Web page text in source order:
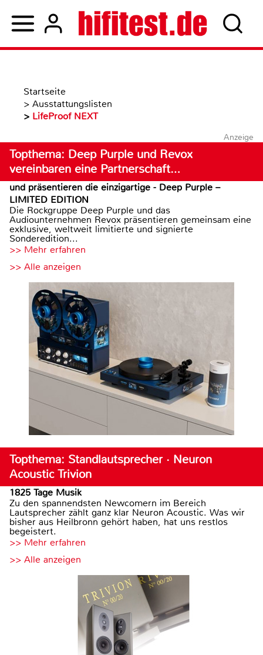
Startseite
> Ausstattungslisten
> LifeProof NEXT
Anzeige
Topthema: Deep Purple und Revox
vereinbaren eine Partnerschaft…
und präsentieren die einzigartige - Deep Purple –
LIMITED EDITION
Die Rockgruppe Deep Purple und das
Audiounternehmen Revox präsentieren gemeinsam eine
exklusive, weltweit limitierte und signierte
Sonderedition...
>> Mehr erfahren
>> Alle anzeigen
Topthema: Standlautsprecher · Neuron
Acoustic Trivion
1825 Tage Musik
Zu den spannendsten Newcomern im Bereich
Lautsprecher zählt ganz klar Neuron Acoustic. Was wir
bisher aus Heilbronn gehört haben, hat uns restlos
begeistert.
>> Mehr erfahren
>> Alle anzeigen